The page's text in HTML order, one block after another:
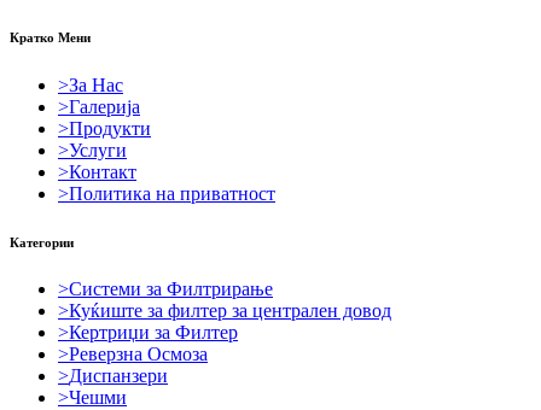
Кратко Мени
>За Нас
>Галерија
>Продукти
>Услуги
>Контакт
>Политика на приватност
Категории
>Системи за Филтрирање
>Куќиште за филтер за централен довод
>Кертриџи за Филтер
>Реверзна Осмоза
>Диспанзери
>Чешми